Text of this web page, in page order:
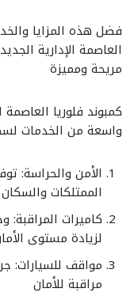
فضل هذه المزايا
العاصمة الإدارية
مريحة ومميزة
كمبوند فلوريا
واسعة من الخدمات
الأمن والحراسة:
الممتلكات
لزيادة مستوى
مواقف للسيارات:
مراقبة للأمان